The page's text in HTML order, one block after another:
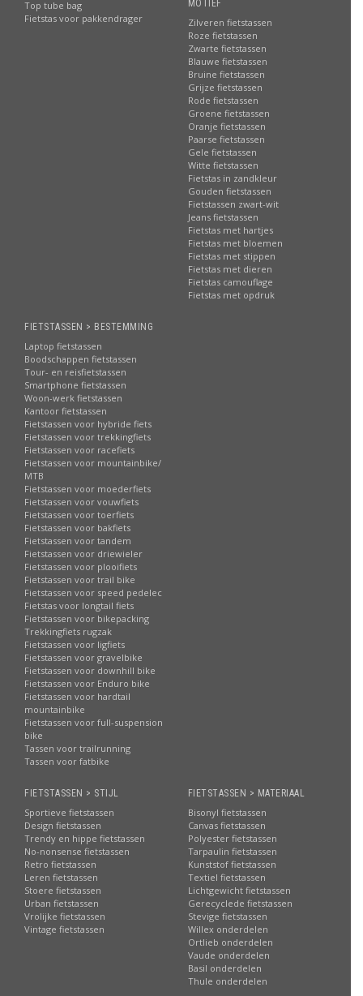
Top tube bag
Fietstas voor pakkendrager
MOTIEF
Zilveren fietstassen
Roze fietstassen
Zwarte fietstassen
Blauwe fietstassen
Bruine fietstassen
Grijze fietstassen
Rode fietstassen
Groene fietstassen
Oranje fietstassen
Paarse fietstassen
Gele fietstassen
Witte fietstassen
Fietstas in zandkleur
Gouden fietstassen
Fietstassen zwart-wit
Jeans fietstassen
Fietstas met hartjes
Fietstas met bloemen
Fietstas met stippen
Fietstas met dieren
Fietstas camouflage
Fietstas met opdruk
FIETSTASSEN > BESTEMMING
Laptop fietstassen
Boodschappen fietstassen
Tour- en reisfietstassen
Smartphone fietstassen
Woon-werk fietstassen
Kantoor fietstassen
Fietstassen voor hybride fiets
Fietstassen voor trekkingfiets
Fietstassen voor racefiets
Fietstassen voor mountainbike/
MTB
Fietstassen voor moederfiets
Fietstassen voor vouwfiets
Fietstassen voor toerfiets
Fietstassen voor bakfiets
Fietstassen voor tandem
Fietstassen voor driewieler
Fietstassen voor plooifiets
Fietstassen voor trail bike
Fietstassen voor speed pedelec
Fietstas voor longtail fiets
Fietstassen voor bikepacking
Trekkingfiets rugzak
Fietstassen voor ligfiets
Fietstassen voor gravelbike
Fietstassen voor downhill bike
Fietstassen voor Enduro bike
Fietstassen voor hardtail
mountainbike
Fietstassen voor full-suspension
bike
Tassen voor trailrunning
Tassen voor fatbike
FIETSTASSEN > STIJL
Sportieve fietstassen
Design fietstassen
Trendy en hippe fietstassen
No-nonsense fietstassen
Retro fietstassen
Leren fietstassen
Stoere fietstassen
Urban fietstassen
Vrolijke fietstassen
Vintage fietstassen
FIETSTASSEN > MATERIAAL
Bisonyl fietstassen
Canvas fietstassen
Polyester fietstassen
Tarpaulin fietstassen
Kunststof fietstassen
Textiel fietstassen
Lichtgewicht fietstassen
Gerecyclede fietstassen
Stevige fietstassen
Willex onderdelen
Ortlieb onderdelen
Vaude onderdelen
Basil onderdelen
Thule onderdelen